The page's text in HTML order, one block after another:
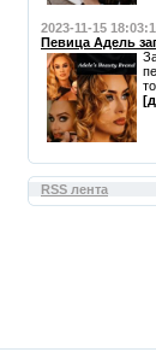
2023-11-15
Певица Адель
RSS лента